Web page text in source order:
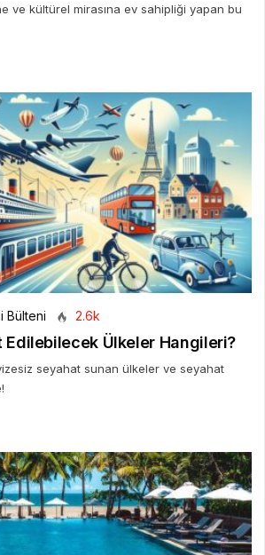
ve kültürel mirasına ev sahipliği yapan bu
Bülteni 2.6k
Edilebilecek Ülkeler Hangileri?
seyahat sunan ülkeler ve seyahat